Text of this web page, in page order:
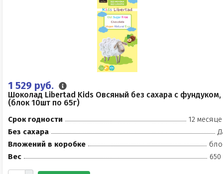
1 529 руб.
Шоколад Libertad Kids Овсяный без сахара с фундуком,
(блок 10шт по 65г)
Срок годности
12
Без сахара
Вложений в коробке
Вес
650